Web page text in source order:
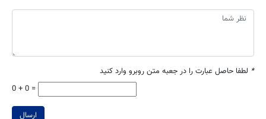
* لطفا حاصل عبارت را در جعبه متن روبرو وارد کنید
0 + 0 =
ارسال